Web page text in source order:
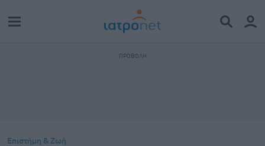
Επιστήμη & Ζωή